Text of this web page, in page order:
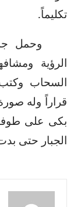
تكليماً.
وحمل
الرؤية
السحاب
قراراً وله
بكى على
الجبار حتى